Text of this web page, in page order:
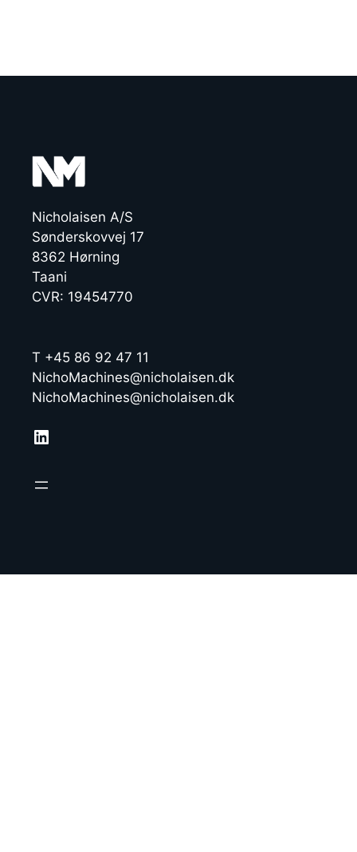
Nicholaisen A/S
Sønderskovvej 17
8362 Hørning
Taani
CVR: 19454770
T +45 86 92 47 11
NichoMachines@nicholaisen.dk
NichoMachines@nicholaisen.dk
LinkedIn